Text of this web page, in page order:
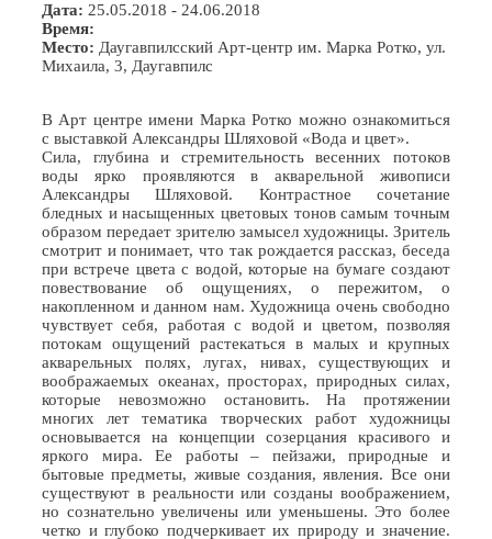
Дата: 25.05.2018 - 24.06.2018
Время:
Место: Даугавпилсский Арт-центр им. Марка Ротко, ул.
Михаила, 3, Даугавпилс
В Арт центре имени Марка Ротко можно ознакомиться
с выставкой Александры Шляховой «Вода и цвет».
Сила, глубина и стремительность весенних потоков
воды ярко проявляются в акварельной живописи
Александры Шляховой. Контрастное сочетание
бледных и насыщенных цветовых тонов самым точным
образом передает зрителю замысел художницы. Зритель
смотрит и понимает, что так рождается рассказ, беседа
при встрече цвета с водой, которые на бумаге создают
повествование об ощущениях, о пережитом, о
накопленном и данном нам. Художница очень свободно
чувствует себя, работая с водой и цветом, позволяя
потокам ощущений растекаться в малых и крупных
акварельных полях, лугах, нивах, существующих и
воображаемых океанах, просторах, природных силах,
которые невозможно остановить. На протяжении
многих лет тематика творческих работ художницы
основывается на концепции созерцания красивого и
яркого мира. Ее работы – пейзажи, природные и
бытовые предметы, живые создания, явления. Все они
существуют в реальности или созданы воображением,
но сознательно увеличены или уменьшены. Это более
четко и глубоко подчеркивает их природу и значение.